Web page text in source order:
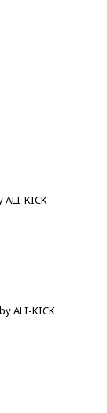
ALI-KICK
ALI-KICK